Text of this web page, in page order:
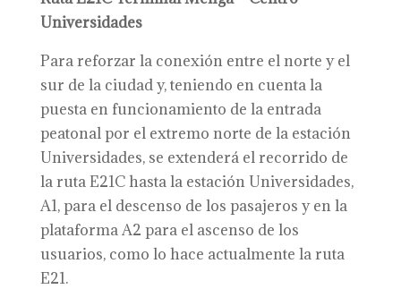
Universidades
Para reforzar la conexión entre el norte y el
sur de la ciudad y, teniendo en cuenta la
puesta en funcionamiento de la entrada
peatonal por el extremo norte de la estación
Universidades, se extenderá el recorrido de
la ruta E21C hasta la estación Universidades,
A1, para el descenso de los pasajeros y en la
plataforma A2 para el ascenso de los
usuarios, como lo hace actualmente la ruta
E21.